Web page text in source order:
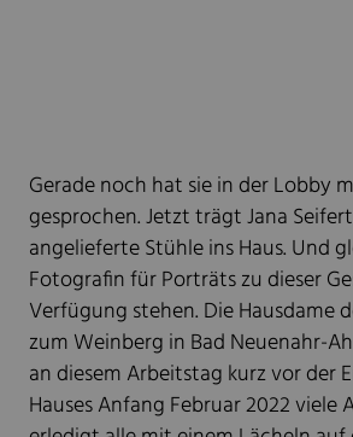
Gerade noch hat sie in der Lobby
gesprochen. Jetzt trägt Jana
angelieferte Stühle ins Haus. Und
Fotografin für Porträts zu dieser
Verfügung stehen. Die Hausdame
zum Weinberg in Bad Neuenahr-
an diesem Arbeitstag kurz vor der
Hauses Anfang Februar 2022 viele